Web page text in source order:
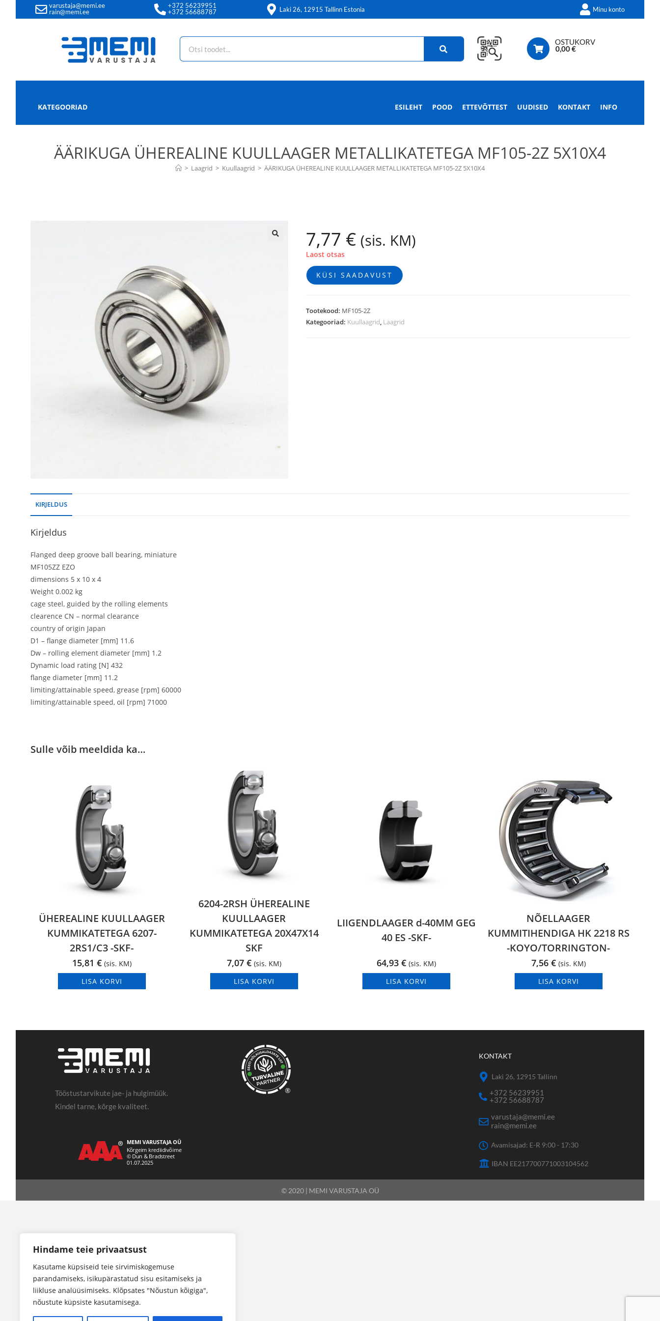
Hindame teie privaatsust
Kasutame küpsiseid teie sirvimiskogemuse
parandamiseks, isikupärastatud sisu esitamiseks ja
liikluse analüüsimiseks. Klõpsates "Nõustun kõigiga",
nõustute küpsiste kasutamisega.
varustaja@memi.ee
rain@memi.ee
+372 56239951
+372 56688787
Laki 26, 12915 Tallinn Estonia Minu konto
OSTUKORV
0,00€
KATEGOORIAD ESILEHT POOD ETTEVÕTTEST UUDISED KONTAKT INFO
ÄÄRIKUGA ÜHEREALINE KUULLAAGER METALLIKATETEGA MF105-2Z 5X10X4
> Laagrid > Kuullaagrid > ÄÄRIKUGA ÜHEREALINE KUULLAAGER METALLIKATETEGA MF105-2Z 5X10X4
7,77 € (sis. KM)
Laost otsas
KÜSI SAADAVUST
Tootekood: MF105-2Z
Kategooriad: Kuullaagrid, Laagrid
KIRJELDUS
Kirjeldus
Flanged deep groove ball bearing, miniature
MF105ZZ EZO
dimensions 5 x 10 x 4
Weight 0.002 kg
cage steel, guided by the rolling elements
clearence CN – normal clearance
country of origin Japan
D1 – flange diameter [mm] 11.6
Dw – rolling element diameter [mm] 1.2
Dynamic load rating [N] 432
flange diameter [mm] 11.2
limiting/attainable speed, grease [rpm] 60000
limiting/attainable speed, oil [rpm] 71000
Sulle võib meeldida ka…
ÜHEREALINE KUULLAAGER
KUMMIKATETEGA 6207-
2RS1/C3 -SKF-
15,81 € (sis. KM)
LISA KORVI
6204-2RSH ÜHEREALINE
KUULLAAGER
KUMMIKATETEGA 20X47X14
SKF
7,07 € (sis. KM)
LISA KORVI
LIIGENDLAAGER d-40MM GEG
40 ES -SKF-
64,93 € (sis. KM)
LISA KORVI
NÕELLAAGER
KUMMITIHENDIGA HK 2218 RS
-KOYO/TORRINGTON-
7,56 € (sis. KM)
LISA KORVI
Tööstustarvikute jae- ja hulgimüük.
Kindel tarne, kõrge kvaliteet.
®
KONTAKT
Laki 26, 12915 Tallinn
+372 56239951
+372 56688787
varustaja@memi.ee
rain@memi.ee
Avamisajad: E-R 9:00 - 17:30
IBAN EE217700771003104562
© 2020 | MEMI VARUSTAJA OÜ